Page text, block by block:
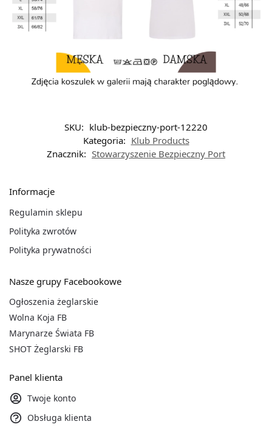
SKU: klub-bezpieczny-port-12220
Kategoria: Klub Products
Znacznik: Stowarzyszenie Bezpieczny Port
Informacje
Regulamin sklepu
Polityka zwrotów
Polityka prywatności
Nasze grupy Facebookowe
Ogłoszenia żeglarskie
Wolna Koja FB
Marynarze Świata FB
SHOT Żeglarski FB
Panel klienta
Twoje konto
Obsługa klienta